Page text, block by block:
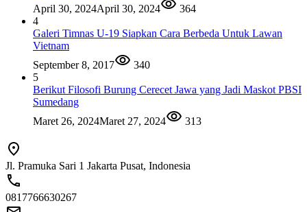
April 30, 2024April 30, 2024
364
4
Galeri Timnas U-19 Siapkan Cara Berbeda Untuk Lawan
Vietnam
September 8, 2017
340
5
Berikut Filosofi Burung Cerecet Jawa yang Jadi Maskot PBSI
Sumedang
Maret 26, 2024Maret 27, 2024 313
Jl. Pramuka Sari 1 Jakarta Pusat, Indonesia
0817766630267